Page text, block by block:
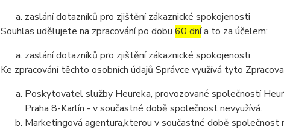
zaslání dotazníků pro zjištění zákaznické spokojenosti
Souhlas udělujete na zpracování po dobu 60 dnía to za účelem:
zaslání dotazníků pro zjištění zákaznické spokojenosti
Ke zpracování těchto osobních údajů Správce využívá tyto
Poskytovatel služby Heureka, provozované společností
Praha 8-Karlín - v součastné době společnost nevyužívá.
Marketingová agentura,kterou v součastné době společnost